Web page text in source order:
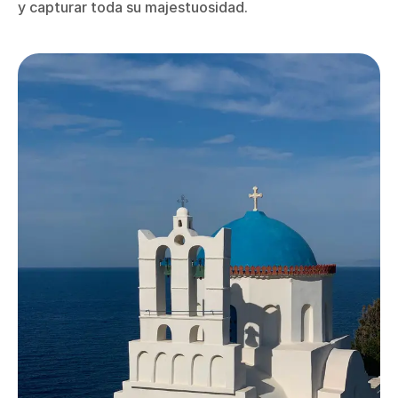
y capturar toda su majestuosidad.